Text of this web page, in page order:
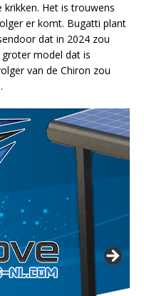
Het is trouwens
er komt. Bugatti plant
dat in 2024 zou
model dat is
van de Chiron zou